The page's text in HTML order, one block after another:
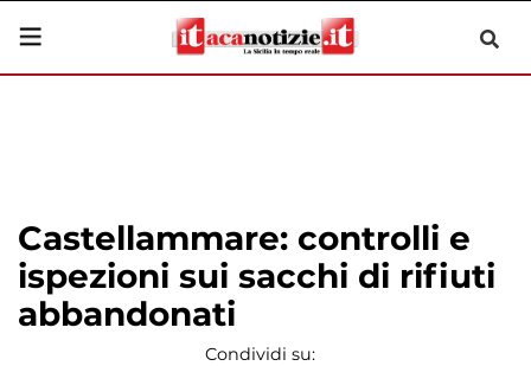
Castellammare: controlli e
ispezioni sui sacchi di rifiuti
abbandonati
Condividi su: